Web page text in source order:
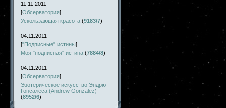
11.11.2011
[Обсерватория]
Ускользающая красота (9183/7)
04.11.2011
["Подписные" истины]
Моя "подписная" истина (7884/8)
04.11.2011
[Обсерватория]
Эзотерическое искусство Эндрю
Гонсалеса (Andrew Gonzalez)
(8952/6)